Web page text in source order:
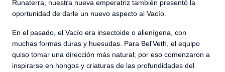
Runaterra, nuestra nueva emperatriz también presentó la
oportunidad de darle un nuevo aspecto al Vacío.
En el pasado, el Vacío era insectoide o alienígena, con
muchas formas duras y huesudas. Para Bel'Veth, el equipo
quiso tomar una dirección más natural; por eso comenzaron a
inspirarse en hongos y criaturas de las profundidades del